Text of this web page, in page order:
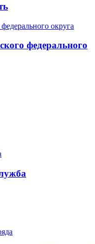
федерального